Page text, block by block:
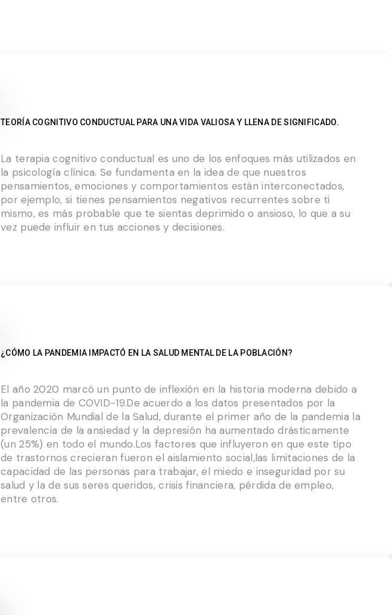
TEORÍA COGNITIVO CONDUCTUAL PARA UNA VIDA VALIOSA Y LLENA DE SIGNIFICADO. ​
La terapia cognitivo conductual es uno de los enfoques más utilizados en
la psicología clínica. Se fundamenta en la idea de que nuestros
pensamientos, emociones y comportamientos están interconectados,
por ejemplo, si tienes pensamientos negativos recurrentes sobre ti
mismo, es más probable que te sientas deprimido o ansioso, lo que a su
vez puede influir en tus acciones y decisiones.
¿CÓMO LA PANDEMIA IMPACTÓ EN LA SALUD MENTAL DE LA POBLACIÓN?
El año 2020 marcó un punto de inflexión en la historia moderna debido a
la pandemia de COVID-19.De acuerdo a los datos presentados por la
Organización Mundial de la Salud, durante el primer año de la pandemia la
prevalencia de la ansiedad y la depresión ha aumentado drásticamente
(un 25%) en todo el mundo.Los factores que influyeron en que este tipo
de trastornos crecieran fueron el aislamiento social,las limitaciones de la
capacidad de las personas para trabajar, el miedo e inseguridad por su
salud y la de sus seres queridos, crisis financiera, pérdida de empleo,
entre otros.